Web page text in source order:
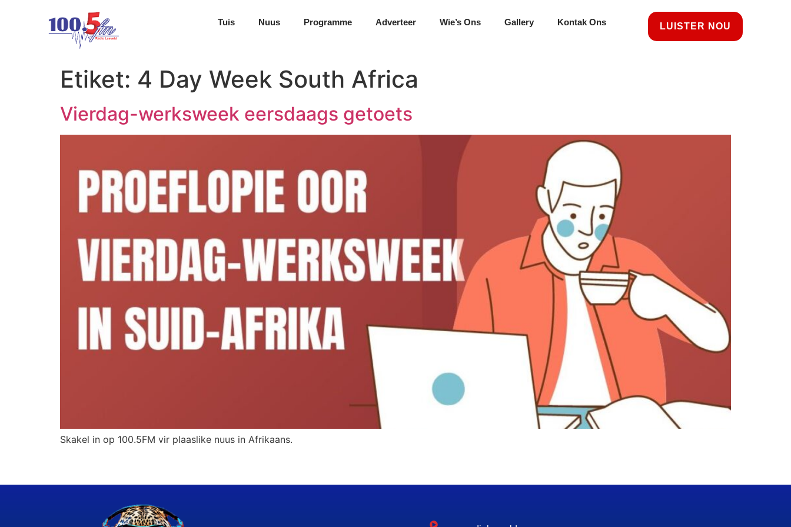
Tuis Nuus Programme Adverteer Wie’s Ons Gallery Kontak Ons LUISTER NOU
Etiket: 4 Day Week South Africa
Vierdag-werksweek eersdaags getoets
Skakel in op 100.5FM vir plaaslike nuus in Afrikaans.